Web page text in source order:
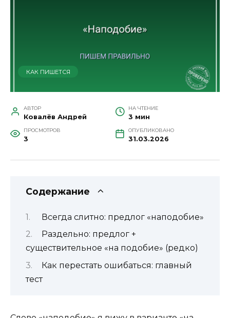
КАК ПИШЕТСЯ
АВТОР
Ковалёв Андрей
НА ЧТЕНИЕ
3 мин
ПРОСМОТРОВ
3
ОПУБЛИКОВАНО
31.03.2026
Содержание
Всегда слитно: предлог «наподобие»
Раздельно: предлог +
существительное «на подобие» (редко)
Как перестать ошибаться: главный
тест